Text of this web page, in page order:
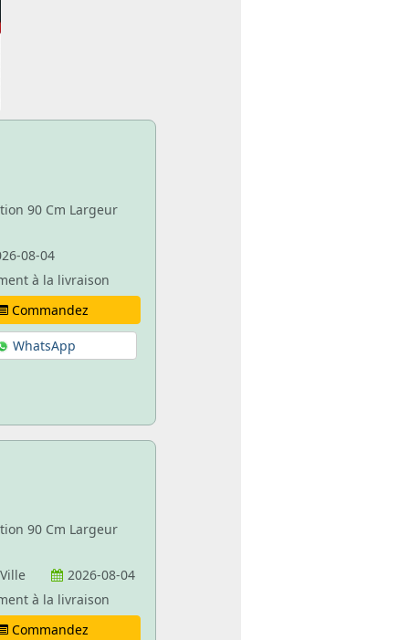
90 Cm Largeur
08-04
à la livraison
Commandez
WhatsApp
90 Cm Largeur
2026-08-04
à la livraison
Commandez